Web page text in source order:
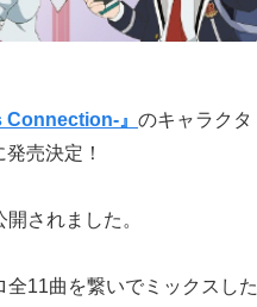
Connection-』 のキャラクタ
売決定！
されました。
11曲を繋いでミックスした